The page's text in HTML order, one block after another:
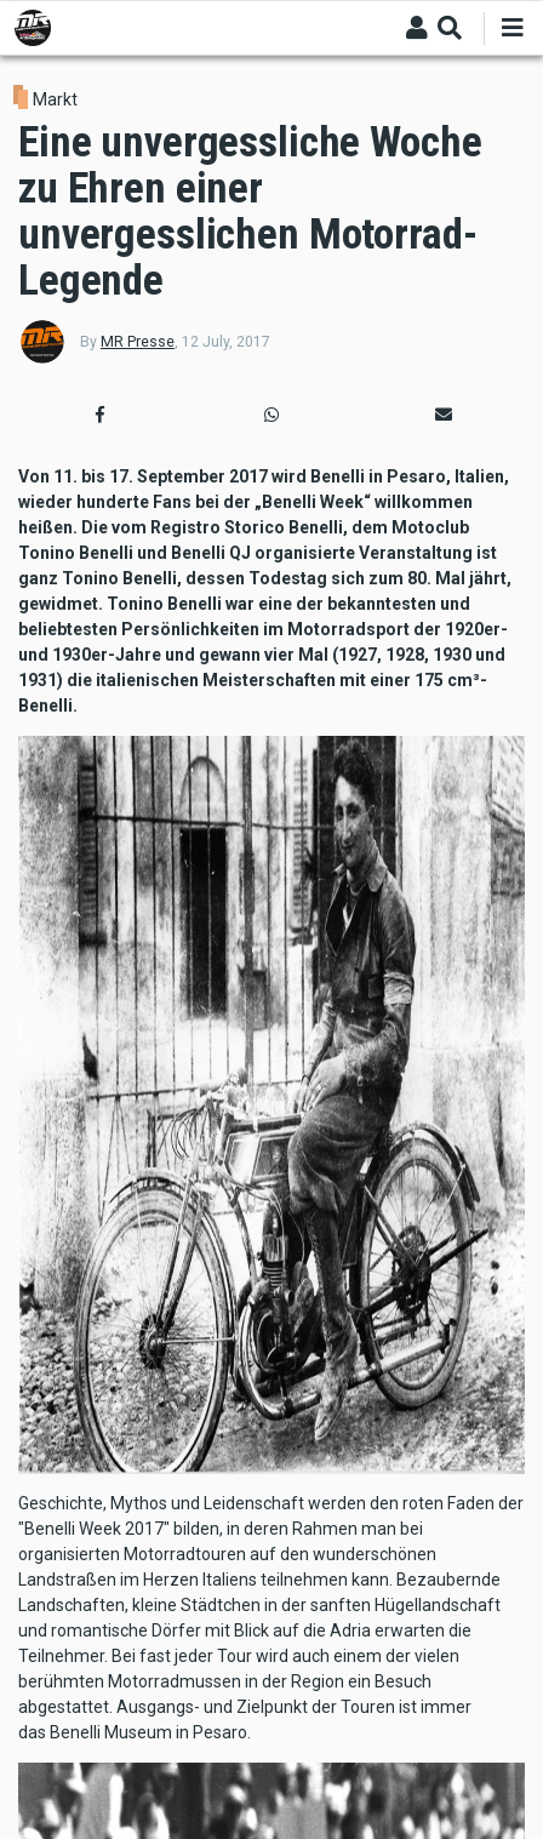
Skip
to
main
content
Markt
Eine unvergessliche Woche
zu Ehren einer
unvergesslichen Motorrad-
Legende
By MR Presse, 12 July, 2017
Von 11. bis 17. September 2017 wird Benelli in Pesaro, Italien,
wieder hunderte Fans bei der „Benelli Week“ willkommen
heißen. Die vom Registro Storico Benelli, dem Motoclub
Tonino Benelli und Benelli QJ organisierte Veranstaltung ist
ganz Tonino Benelli, dessen Todestag sich zum 80. Mal jährt,
gewidmet. Tonino Benelli war eine der bekanntesten und
beliebtesten Persönlichkeiten im Motorradsport der 1920er-
und 1930er-Jahre und gewann vier Mal (1927, 1928, 1930 und
1931) die italienischen Meisterschaften mit einer 175 cm³-
Benelli.
Geschichte, Mythos und Leidenschaft werden den roten Faden der
"Benelli Week 2017" bilden, in deren Rahmen man bei
organisierten Motorradtouren auf den wunderschönen
Landstraßen im Herzen Italiens teilnehmen kann. Bezaubernde
Landschaften, kleine Städtchen in der sanften Hügellandschaft
und romantische Dörfer mit Blick auf die Adria erwarten die
Teilnehmer. Bei fast jeder Tour wird auch einem der vielen
berühmten Motorradmussen in der Region ein Besuch
abgestattet. Ausgangs- und Zielpunkt der Touren ist immer
das Benelli Museum in Pesaro.